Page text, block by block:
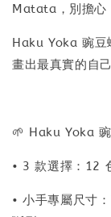
Matata，別擔心
Haku Yoka 豌豆
畫出最真實的自己
🌱 Haku Yoka
• 3 款選擇：12
• 小手專屬尺寸